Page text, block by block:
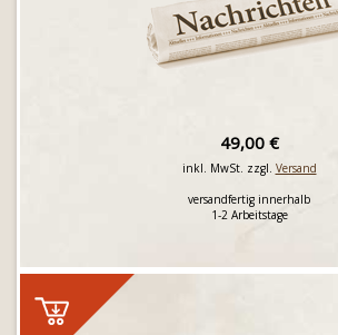
49,00 €
inkl. MwSt. zzgl. Versand
versandfertig innerhalb
1-2 Arbeitstage